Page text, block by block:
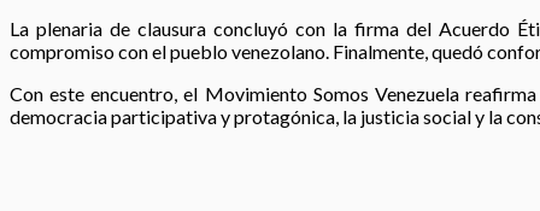
La plenaria de clausura concluyó con la firma del Acuerdo
compromiso con el pueblo venezolano. Finalmente, quedó
Con este encuentro, el Movimiento Somos Venezuela
democracia participativa y protagónica, la justicia social y la